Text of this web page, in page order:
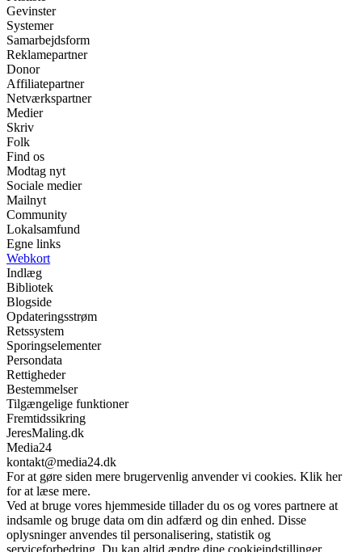
Gevinster
Systemer
Samarbejdsform
Reklamepartner
Donor
Affiliatepartner
Netværkspartner
Medier
Skriv
Folk
Find os
Modtag nyt
Sociale medier
Mailnyt
Community
Lokalsamfund
Egne links
Webkort
Indlæg
Bibliotek
Blogside
Opdateringsstrøm
Retssystem
Sporingselementer
Persondata
Rettigheder
Bestemmelser
Tilgængelige funktioner
Fremtidssikring
JeresMaling.dk
Media24
kontakt@media24.dk
For at gøre siden mere brugervenlig anvender vi cookies. Klik her
for at læse mere.
Ved at bruge vores hjemmeside tillader du os og vores partnere at
indsamle og bruge data om din adfærd og din enhed. Disse
oplysninger anvendes til personalisering, statistik og